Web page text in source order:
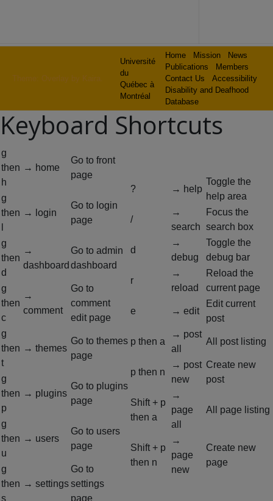
Université
du
Québec à
Montréal
Home Mission
News
Publications
Members
Contact Us
Accessibility
Disability and Deafhood
Database
Keyboard Shortcuts
g
then
h
→ home
Go to front
page
g
then → login
Go to login
page
g
then
d
→
dashboard
Go to admin
dashboard
g
then
c
→
comment
Go to
comment
edit page
g
then
t
→ themes
Go to themes
page
g
then
p
→ plugins
Go to plugins
page
g
then
u
→ users
Go to users
page
g
then
s
→ settings
Go to
settings
page
? → help
Toggle the
help area
/
→
search
Focus the
search box
d
→
debug
Toggle the
debug bar
r
→
reload
Reload the
current page
e → edit
Edit current
post
p then a
→ post
all
All post listing
p then n
→ post
new
Create new
post
Shift + p
then a
→
page
all
All page listing
Shift + p
then n
→
page
new
Create new
page